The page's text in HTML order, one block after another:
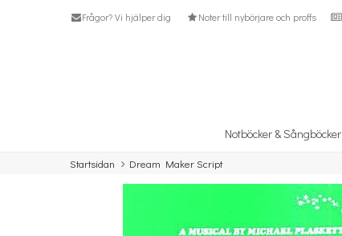
Frågor? Vi hjälper dig Noter till nybörjare och proffs
Notböcker & Sångböcker
Startsidan Dream Maker Script